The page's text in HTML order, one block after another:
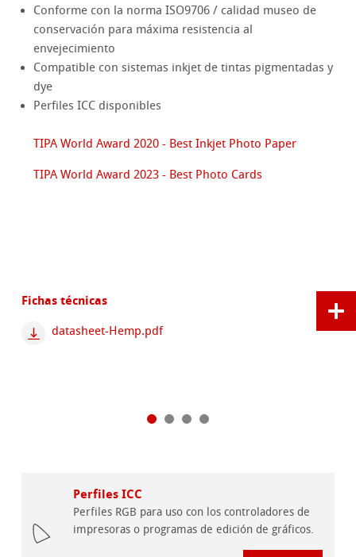
Conforme con la norma ISO9706 / calidad museo de
conservación para máxima resistencia al
envejecimiento
Compatible con sistemas inkjet de tintas pigmentadas y
dye
Perfiles ICC disponibles
TIPA World Award 2020 - Best Inkjet Photo Paper
TIPA World Award 2023 - Best Photo Cards
Fichas técnicas
datasheet-Hemp.pdf
Perfiles ICC
Perfiles RGB para uso con los controladores de
impresoras o programas de edición de gráficos.